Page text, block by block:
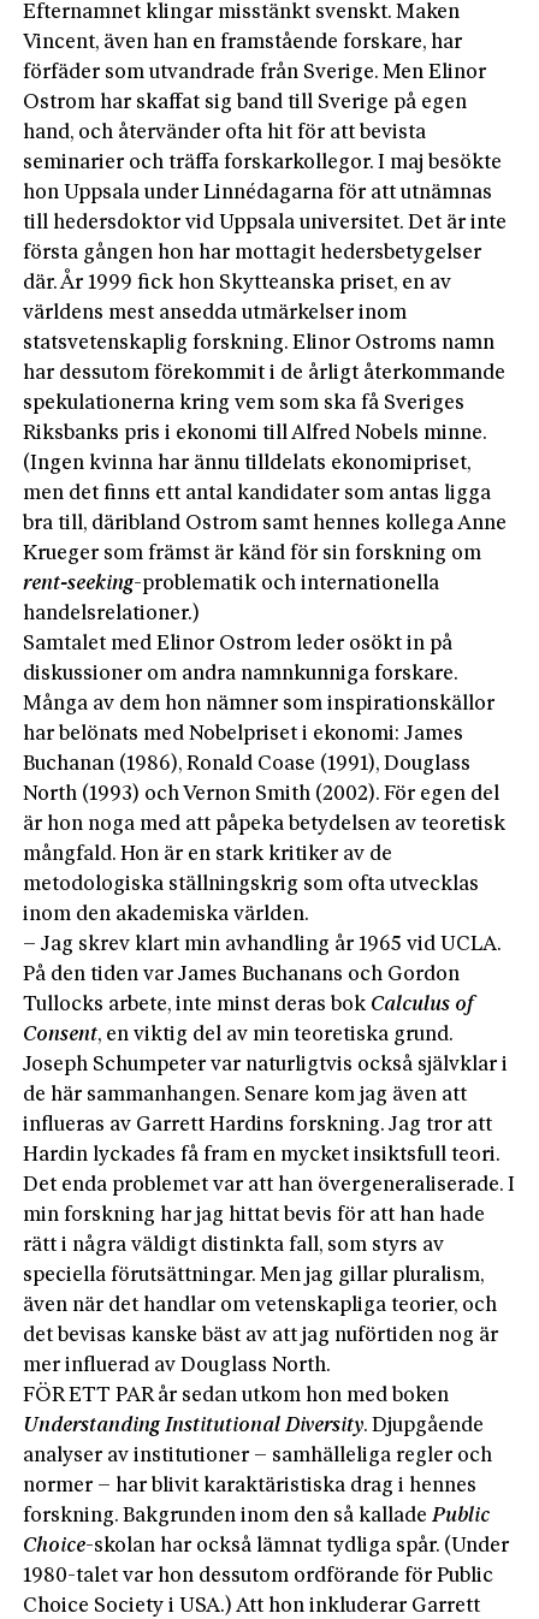
Efternamnet klingar misstänkt svenskt. Maken
Vincent, även han en framstående forskare, har
förfäder som utvandrade från Sverige. Men Elinor
Ostrom har skaffat sig band till Sverige på egen
hand, och återvänder ofta hit för att bevista
seminarier och träffa forskarkollegor. I maj besökte
hon Uppsala under Linnédagarna för att utnämnas
till hedersdoktor vid Uppsala universitet. Det är inte
första gången hon har mottagit hedersbetygelser
där. År 1999 fick hon Skytteanska priset, en av
världens mest ansedda utmärkelser inom
statsvetenskaplig forskning. Elinor Ostroms namn
har dessutom förekommit i de årligt återkommande
spekulationerna kring vem som ska få Sveriges
Riksbanks pris i ekonomi till Alfred Nobels minne.
(Ingen kvinna har ännu tilldelats ekonomipriset,
men det finns ett antal kandidater som antas ligga
bra till, däribland Ostrom samt hennes kollega Anne
Krueger som främst är känd för sin forskning om
rent-seeking-problematik och internationella
handelsrelationer.)
Samtalet med Elinor Ostrom leder osökt in på
diskussioner om andra namnkunniga forskare.
Många av dem hon nämner som inspirationskällor
har belönats med Nobelpriset i ekonomi: James
Buchanan (1986), Ronald Coase (1991), Douglass
North (1993) och Vernon Smith (2002). För egen del
är hon noga med att påpeka betydelsen av teoretisk
mångfald. Hon är en stark kritiker av de
metodologiska ställningskrig som ofta utvecklas
inom den akademiska världen.
– Jag skrev klart min avhandling år 1965 vid UCLA.
På den tiden var James Buchanans och Gordon
Tullocks arbete, inte minst deras bok Calculus of
Consent, en viktig del av min teoretiska grund.
Joseph Schumpeter var naturligtvis också självklar i
de här sammanhangen. Senare kom jag även att
influeras av Garrett Hardins forskning. Jag tror att
Hardin lyckades få fram en mycket insiktsfull teori.
Det enda problemet var att han övergeneraliserade. I
min forskning har jag hittat bevis för att han hade
rätt i några väldigt distinkta fall, som styrs av
speciella förutsättningar. Men jag gillar pluralism,
även när det handlar om vetenskapliga teorier, och
det bevisas kanske bäst av att jag nuförtiden nog är
mer influerad av Douglass North.
FÖR ETT PAR år sedan utkom hon med boken
Understanding Institutional Diversity. Djupgående
analyser av institutioner – samhälleliga regler och
normer – har blivit karaktäristiska drag i hennes
forskning. Bakgrunden inom den så kalladePublic
Choice-skolan har också lämnat tydliga spår. (Under
1980-talet var hon dessutom ordförande för Public
Choice Society i USA.) Att hon inkluderar Garrett